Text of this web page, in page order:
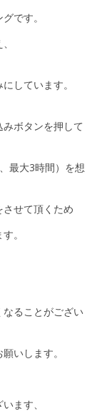
です。
しています。
ボタンを押して
最大3時間）を想
させて頂くため
。
ることがござい
いします。
ます、